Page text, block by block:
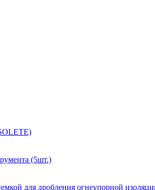
(5шт.)
для дробления огнеупорной